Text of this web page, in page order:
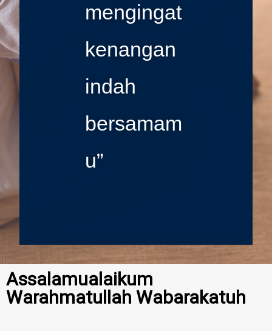
mengingat
kenangan
indah
bersamam
u”
Assalamualaikum
Warahmatullah Wabarakatuh